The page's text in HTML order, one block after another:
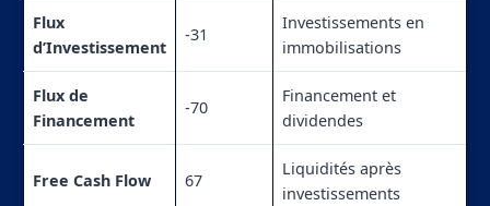
Flux
d’Investissement
-31
Investissements en
immobilisations
Flux de
Financement
-70
Financement et
dividendes
Free Cash Flow 67
Liquidités après
investissements